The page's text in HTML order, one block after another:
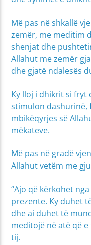
Më pas në shkallë
zemër, me meditim
shenjat dhe
Allahut me zemër
dhe gjatë ndalesës
Ky lloj i dhikrit si fryt
stimulon dashurinë,
mbikëqyrjes së
mëkateve.
Më pas në gradë
Allahut vetëm me
“Ajo që kërkohet
prezente. Ky duhet
dhe ai duhet të
meditojë në atë që
tij.